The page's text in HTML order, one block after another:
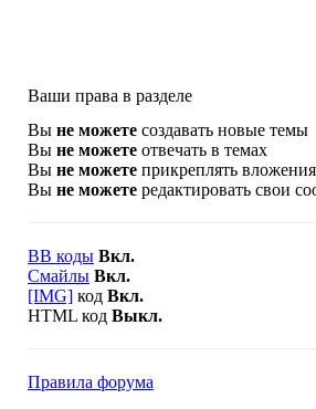
Ваши права в разделе
Вы не можете создавать новые темы
Вы не можете отвечать в темах
Вы не можете прикреплять вложения
Вы не можете редактировать свои
BB коды Вкл.
Смайлы Вкл.
[IMG] код Вкл.
HTML код Выкл.
Правила форума